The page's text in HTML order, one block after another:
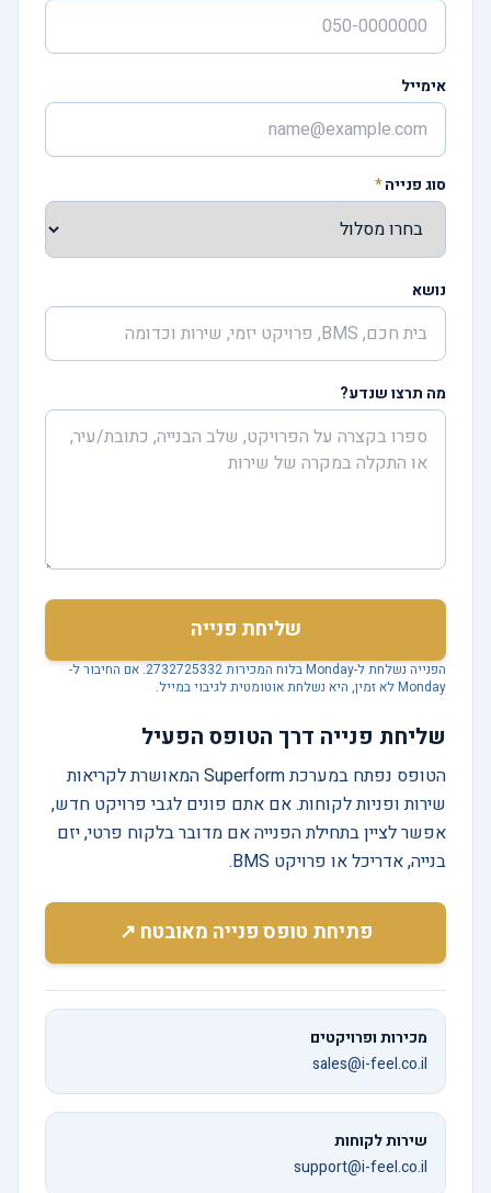
אימייל
סוג פנייה*
נושא
מה תרצו שנדע?
שליחת פנייה
הפנייה נשלחת ל-Monday בלוח המכירות 2732725332. אם החיבור ל-
Monday לא זמין, היא נשלחת אוטומטית לגיבוי במייל.
שליחת פנייה דרך הטופס הפעיל
הטופס נפתח במערכת Superform המאושרת לקריאות
שירות ופניות לקוחות. אם אתם פונים לגבי פרויקט חדש,
אפשר לציין בתחילת הפנייה אם מדובר בלקוח פרטי, יזם
בנייה, אדריכל או פרויקט BMS.
פתיחת טופס פנייה מאובטח ↗
מכירות ופרויקטים
sales@i-feel.co.il
שירות לקוחות
support@i-feel.co.il